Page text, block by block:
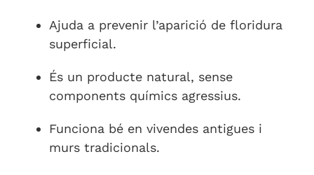
Ajuda a prevenir l’aparició de floridura
superficial.
És un producte natural, sense
components químics agressius.
Funciona bé en vivendes antigues i
murs tradicionals.